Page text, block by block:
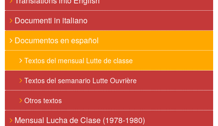
Documenti in italiano
Documentos en español
Textos del mensual Lutte de classe
Textos del semanario Lutte Ouvrière
Otros textos
Mensual Lucha de Clase (1978-1980)